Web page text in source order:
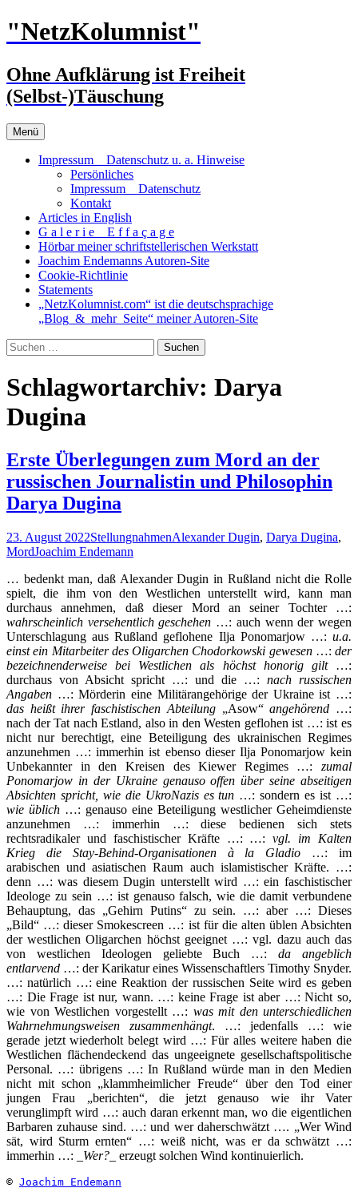
Zum
Inhalt
"NetzKolumnist"
Ohne Aufklärung ist Freiheit
(Selbst-)Täuschung
Menü
Impressum _ Datenschutz u. a. Hinweise
Persönliches
Impressum _ Datenschutz
Kontakt
Articles in English
G a l e r i e _ E f f a ç a g e
Hörbar meiner schriftstellerischen Werkstatt
Joachim Endemanns Autoren-Site
Cookie-Richtlinie
Statements
„NetzKolumnist.com“ ist die deutschsprachige
„Blog_&_mehr_Seite“ meiner Autoren-Site
Suchen
nach:
Schlagwortarchiv: Darya
Dugina
Erste Überlegungen zum Mord an der
russischen Journalistin und Philosophin
Darya Dugina
23. August 2022StellungnahmenAlexander Dugin, Darya Dugina,
MordJoachim Endemann
… bedenkt man, daß Alexander Dugin in Rußland nicht die Rolle
spielt, die ihm von den Westlichen unterstellt wird, kann man
durchaus annehmen, daß dieser Mord an seiner Tochter …:
wahrscheinlich versehentlich geschehen …: auch wenn der wegen
Unterschlagung aus Rußland geflohene Ilja Ponomarjow …: u.a.
einst ein Mitarbeiter des Oligarchen Chodorkowski gewesen…: der
bezeichnenderweise bei Westlichen als höchst honorig gilt…:
durchaus von Absicht spricht …: und die …: nach russischen
Angaben …: Mörderin eine Militärangehörige der Ukraine ist …:
das heißt ihrer faschistischen Abteilung„Asow“angehörend …:
nach der Tat nach Estland, also in den Westen geflohen ist …: ist es
nicht nur berechtigt, eine Beteiligung des ukrainischen Regimes
anzunehmen …: immerhin ist ebenso dieser Ilja Ponomarjow kein
Unbekannter in den Kreisen des Kiewer Regimes …: zumal
Ponomarjow in der Ukraine genauso offen über seine abseitigen
Absichten spricht, wie die UkroNazis es tun …: sondern es ist …:
wie üblich …: genauso eine Beteiligung westlicher Geheimdienste
anzunehmen …: immerhin …: diese bedienen sich stets
rechtsradikaler und faschistischer Kräfte …: …:vgl. im Kalten
Krieg die Stay-Behind-Organisationen à la Gladio …: im
arabischen und asiatischen Raum auch islamistischer Kräfte. …:
denn …: was diesem Dugin unterstellt wird …: ein faschistischer
Ideologe zu sein …: ist genauso falsch, wie die damit verbundene
Behauptung, das „Gehirn Putins“ zu sein. …: aber …: Dieses
„Bild“ …: dieser Smokescreen …: ist für die alten üblen Absichten
der westlichen Oligarchen höchst geeignet …: vgl. dazu auch das
von westlichen Ideologen geliebte Buch …:da angeblich
entlarvend …: der Karikatur eines Wissenschaftlers Timothy Snyder.
…: natürlich …: eine Reaktion der russischen Seite wird es geben
…: Die Frage ist nur, wann. …: keine Frage ist aber …: Nicht so,
wie von Westlichen vorgestellt …: was mit den unterschiedlichen
Wahrnehmungsweisen zusammenhängt. …: jedenfalls …: wie
gerade jetzt wiederholt belegt wird …: Für alles weitere haben die
Westlichen flächendeckend das ungeeignete gesellschaftspolitische
Personal. …: übrigens …: In Rußland würde man in den Medien
nicht mit schon „klammheimlicher Freude“ über den Tod einer
jungen Frau „berichten“, die jetzt genauso wie ihr Vater
verunglimpft wird …: auch daran erkennt man, wo die eigentlichen
Barbaren zuhause sind. …: und wer daherschwätzt …. „Wer Wind
sät, wird Sturm ernten“ …: weiß nicht, was er da schwätzt …:
immerhin …: _ Wer? _ erzeugt solchen Wind kontinuierlich.
© Joachim Endemann